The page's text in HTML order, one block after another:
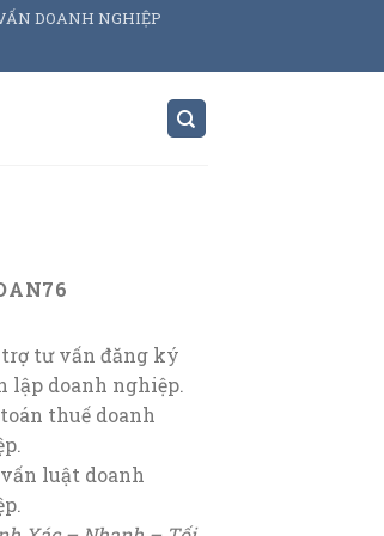
DOANH NGHIỆP
trợ tư vấn đăng ký
lập doanh nghiệp.
thuế doanh
luật doanh